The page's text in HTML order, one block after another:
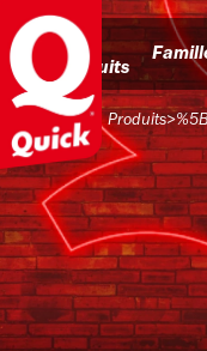
Nos
produits
Produits>